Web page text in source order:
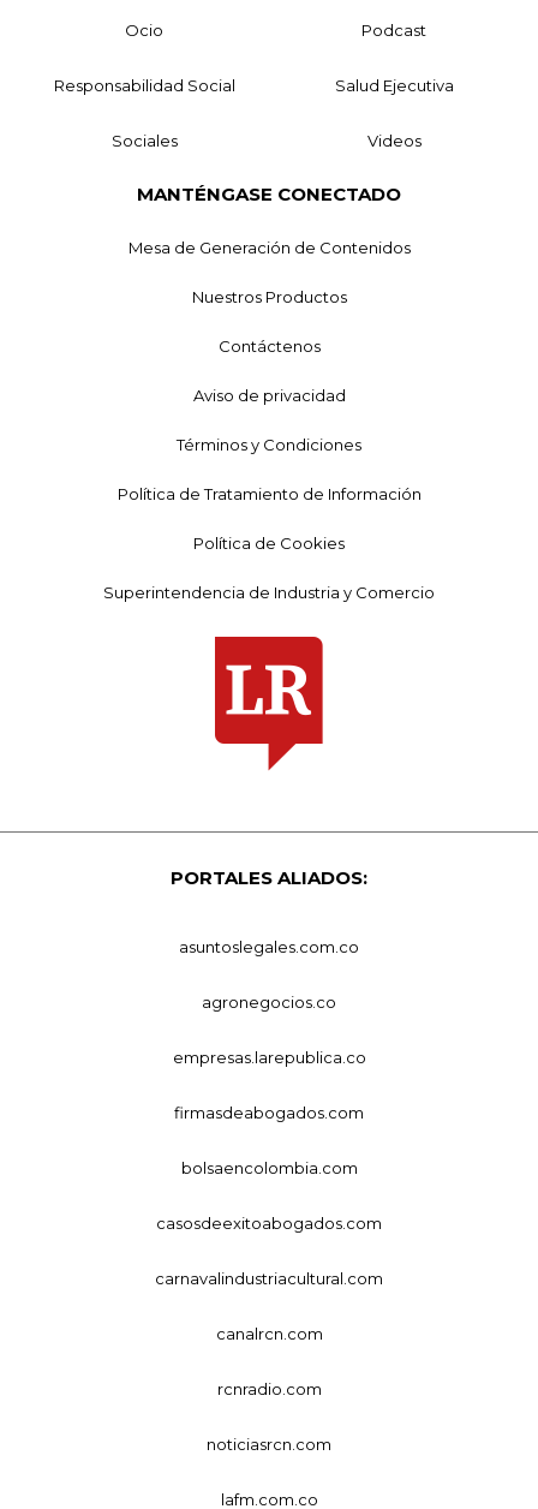
Ocio Podcast
Responsabilidad Social Salud Ejecutiva
Sociales Videos
MANTÉNGASE CONECTADO
Mesa de Generación de Contenidos
Nuestros Productos
Contáctenos
Aviso de privacidad
Términos y Condiciones
Política de Tratamiento de Información
Política de Cookies
Superintendencia de Industria y Comercio
PORTALES ALIADOS:
asuntoslegales.com.co
agronegocios.co
empresas.larepublica.co
firmasdeabogados.com
bolsaencolombia.com
casosdeexitoabogados.com
carnavalindustriacultural.com
canalrcn.com
rcnradio.com
noticiasrcn.com
lafm.com.co